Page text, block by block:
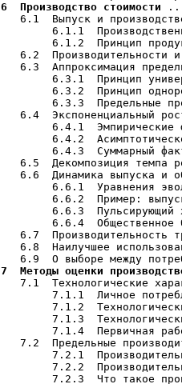
6  Производство стоимости
6.1  Выпуск и
6.1.1
6.1.2  Принцип
6.2  Производительности
6.3  Аппроксимация
6.3.1  Принцип
6.3.2  Принцип
6.3.3  Предельные
6.4  Экспоненциальный
6.4.1  Эмпирические
6.4.2
6.4.3  Суммарный
6.5  Декомпозиция темпа
6.6  Динамика выпуска и
6.6.1  Уравнения
6.6.2  Пример:
6.6.3  Пульсирующий
6.6.4  Общественное
6.7  Производительность
6.8  Наилучшее
7  Методы оценки
7.1  Технологические
7.1.1  Личное
7.1.2
7.1.3
7.1.4  Первичная
7.2  Предельные
7.2.1
7.2.2